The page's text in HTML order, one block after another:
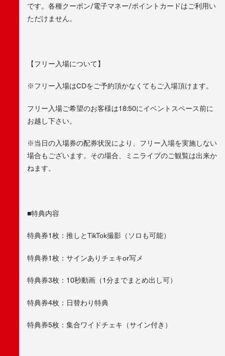
です。各種クーポン/電子マネー/ポイントカードはご利用い
ただけません。
【フリー入場について】
※フリー入場はCDをご予約頂かなくてもご入場頂けます。
フリー入場ご希望のお客様は18:50にイベントスペース前に
お越し下さい。
※当日の入場券の配券状況により、フリー入場を実施しない
場合もございます。その場合、ミニライブのご観覧は出来か
ねます。
■特典内容
特典券1枚：推しとTikTok撮影（ソロも可能）
特典券1枚：サインありチェキor写メ
特典券3枚：10秒動画（1分までまとめ出し可）
特典券4枚：日替わり特典
特典券5枚：集合ワイドチェキ（サイン付き）